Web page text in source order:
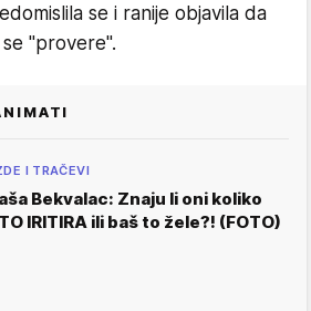
se i ranije objavila da
"provere".
I TRAČEVI
Bekvalac: Znaju li oni koliko
IRITIRA ili baš to žele?! (FOTO)